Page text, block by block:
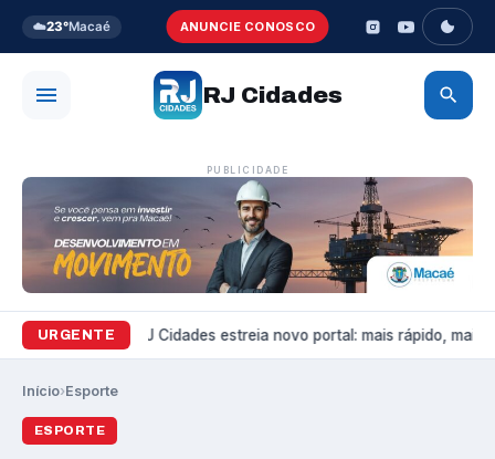
☁️23°Macaé ANUNCIE CONOSCO
RJ Cidades
PUBLICIDADE
URGENTE
Variedades RJ Cidades estreia novo portal: mais rápido, mais
Início›Esporte
ESPORTE